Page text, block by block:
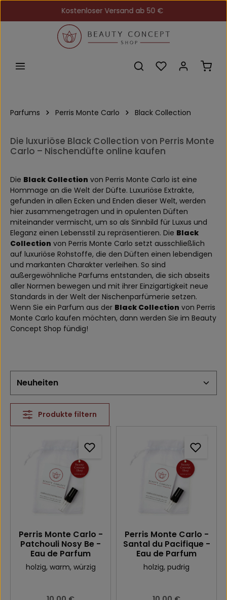
Zum Hauptinhalt springenKostenloser Versand ab 50 €
Du hast 0
Parfums Perris Monte Carlo Black Collection
Die luxuriöse Black Collection von Perris Monte
Carlo – Nischendüfte online kaufen
Die Black Collection von Perris Monte Carlo ist eine
Hommage an die Welt der Düfte. Luxuriöse Extrakte,
gefunden in allen Ecken und Enden dieser Welt, werden
hier zusammengetragen und in opulenten Düften
miteinander vermischt, um so als Sinnbild für Luxus und
Eleganz einen Lebensstil zu repräsentieren. Die Black
Collection von Perris Monte Carlo setzt ausschließlich
auf luxuriöse Rohstoffe, die den Düften einen lebendigen
und markanten Charakter verleihen. So sind
außergewöhnliche Parfums entstanden, die sich abseits
aller Normen bewegen und mit ihrer Einzigartigkeit neue
Standards in der Welt der Nischenparfümerie setzen.
Wenn Sie ein Parfum aus der Black Collection von Perris
Monte Carlo kaufen möchten, dann werden Sie im Beauty
Concept Shop fündig!
Produkte filtern
Perris Monte Carlo -
Patchouli Nosy Be -
Eau de Parfum
holzig, warm, würzig
Perris Monte Carlo -
Santal du Pacifique -
Eau de Parfum
holzig, pudrig